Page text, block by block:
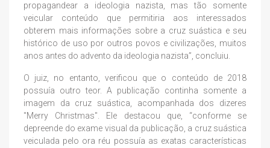
propagandear a ideologia nazista, mas tão somente
veicular conteúdo que permitiria aos interessados
obterem mais informações sobre a cruz suástica e seu
histórico de uso por outros povos e civilizações, muitos
anos antes do advento da ideologia nazista”, concluiu.
O juiz, no entanto, verificou que o conteúdo de 2018
possuía outro teor. A publicação continha somente a
imagem da cruz suástica, acompanhada dos dizeres
"Merry Christmas". Ele destacou que, “conforme se
depreende do exame visual da publicação, a cruz suástica
veiculada pelo ora réu possuía as exatas características